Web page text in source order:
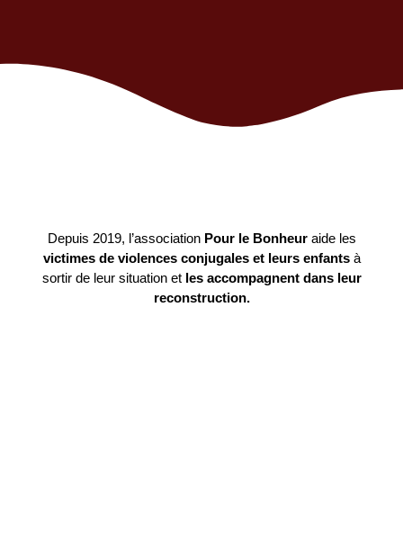
Depuis 2019, l’association Pour le Bonheuraide les
victimes de violences conjugales et leurs enfantsà
sortir de leur situation et les accompagnent dans leur
reconstruction.